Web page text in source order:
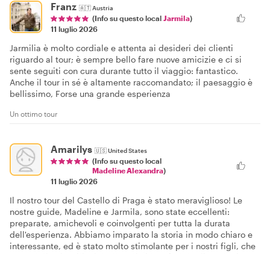
Franz 🇦🇹Austria
(Info su questo local Jarmila)
11 luglio 2026
Jarmilia è molto cordiale e attenta ai desideri dei clienti
riguardo al tour; è sempre bello fare nuove amicizie e ci si
sente seguiti con cura durante tutto il viaggio: fantastico.
Anche il tour in sé è altamente raccomandato; il paesaggio è
bellissimo, Forse una grande esperienza
Un ottimo tour
Amarilys 🇺🇸United States
(Info su questo local
Madeline Alexandra)
11 luglio 2026
Il nostro tour del Castello di Praga è stato meraviglioso! Le
nostre guide, Madeline e Jarmila, sono state eccellenti:
preparate, amichevoli e coinvolgenti per tutta la durata
dell'esperienza. Abbiamo imparato la storia in modo chiaro e
interessante, ed è stato molto stimolante per i nostri figli, che